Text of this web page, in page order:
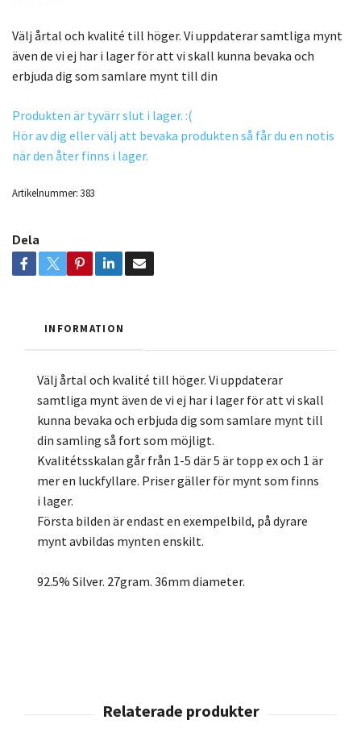
Välj årtal och kvalité till höger. Vi uppdaterar samtliga mynt
även de vi ej har i lager för att vi skall kunna bevaka och
erbjuda dig som samlare mynt till din
Produkten är tyvärr slut i lager. :(
Hör av dig eller välj att bevaka produkten så får du en notis
när den åter finns i lager.
Artikelnummer: 383
Dela
INFORMATION
Välj årtal och kvalité till höger. Vi uppdaterar
samtliga mynt även de vi ej har i lager för att vi skall
kunna bevaka och erbjuda dig som samlare mynt till
din samling så fort som möjligt.
Kvalitétsskalan går från 1-5 där 5 är topp ex och 1 är
mer en luckfyllare. Priser gäller för mynt som finns
i lager.
Första bilden är endast en exempelbild, på dyrare
mynt avbildas mynten enskilt.
92.5% Silver. 27gram. 36mm diameter.